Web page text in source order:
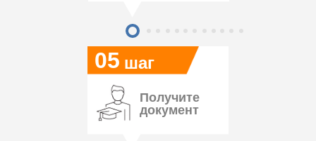
05 шаг
Получите
документ